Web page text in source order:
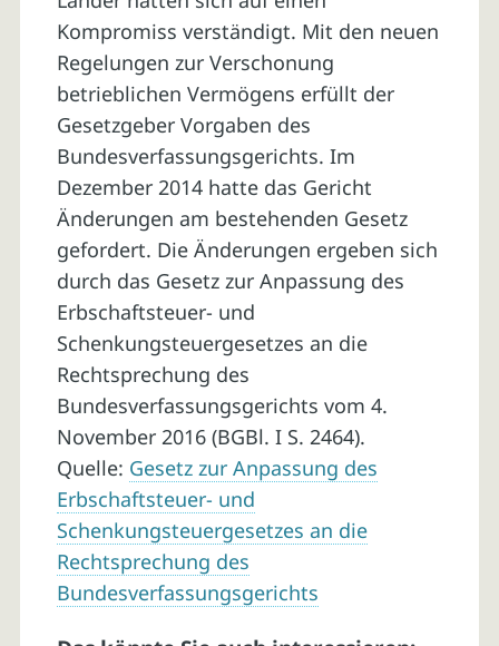
Kompromiss verständigt. Mit den neuen
Regelungen zur Verschonung
betrieblichen Vermögens erfüllt der
Gesetzgeber Vorgaben des
Bundesverfassungsgerichts. Im
Dezember 2014 hatte das Gericht
Änderungen am bestehenden Gesetz
gefordert. Die Änderungen ergeben sich
durch das Gesetz zur Anpassung des
Erbschaftsteuer- und
Schenkungsteuergesetzes an die
Rechtsprechung des
Bundesverfassungsgerichts vom 4.
November 2016 (BGBl. I S. 2464).
Quelle: Gesetz zur Anpassung des
Erbschaftsteuer- und
Schenkungsteuergesetzes an die
Rechtsprechung des
Bundesverfassungsgerichts